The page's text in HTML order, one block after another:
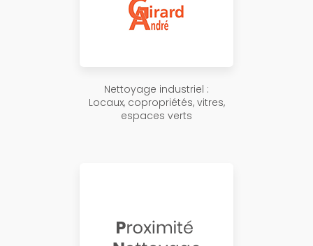
Nettoyage industriel :
Locaux, copropriétés, vitres,
espaces verts